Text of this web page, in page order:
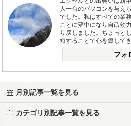
人一台のパソコンを与え
でした。私はすべての業
ことに夢中になり自己効
り戻しました。ちょっと
短することで心を癒して
フォ
月別記事一覧を見る
カテゴリ別記事一覧を見る